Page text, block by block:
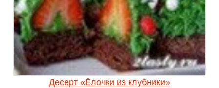
Десерт «Ёлочки из клубники»